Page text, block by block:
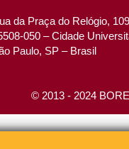
da Praça do Relógio,
050 – Cidade
Paulo, SP – Brasil
© 2013 - 2024